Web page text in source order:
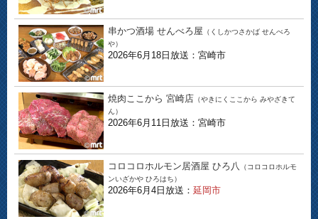
串かつ酒場 せんべろ屋 （くしかつさかば せんべろ
や）
2026年6月18日放送：宮崎市
焼肉ここから 宮崎店 （やきにくここから みやざきて
ん）
2026年6月11日放送：宮崎市
コロコロホルモン居酒屋 ひろ八 （コロコロホルモ
ンいざかや ひろはち）
2026年6月4日放送： 延岡市